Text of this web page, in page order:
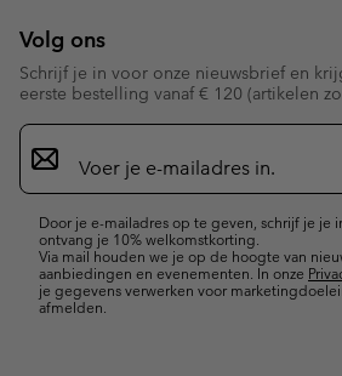
Volg ons
Schrijf je in voor onze nieuwsbrief en
eerste bestelling vanaf € 120 (artikelen
Aanmelden
voor
e-
Door je e-mailadres op te geven, schrijf je je
ontvang je 10% welkomstkorting.
Via mail houden we je op de hoogte van
aanbiedingen en evenementen. In onze
je gegevens verwerken voor
afmelden.